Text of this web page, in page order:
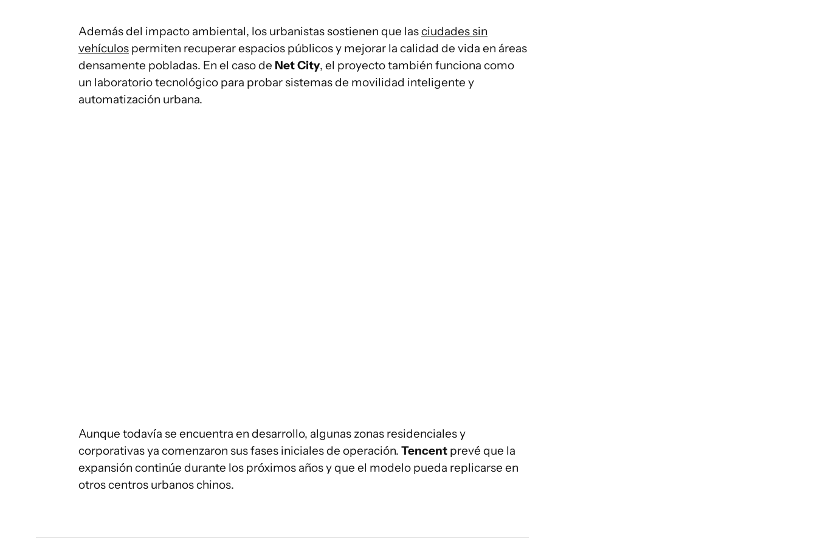
Además del impacto ambiental, los urbanistas sostienen que lasciudades sin
vehículos permiten recuperar espacios públicos y mejorar la calidad de vida en áreas
densamente pobladas. En el caso de Net City, el proyecto también funciona como
un laboratorio tecnológico para probar sistemas de movilidad inteligente y
automatización urbana.
Aunque todavía se encuentra en desarrollo, algunas zonas residenciales y
corporativas ya comenzaron sus fases iniciales de operación. Tencent prevé que la
expansión continúe durante los próximos años y que el modelo pueda replicarse en
otros centros urbanos chinos.